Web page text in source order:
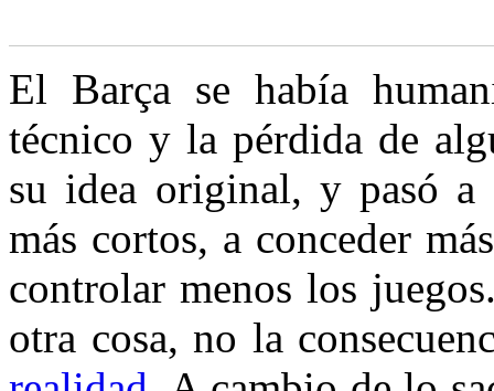
El Barça se había
técnico y la pérdida de
su idea original, y pasó a
más cortos, a conceder
controlar menos los
otra cosa, no la